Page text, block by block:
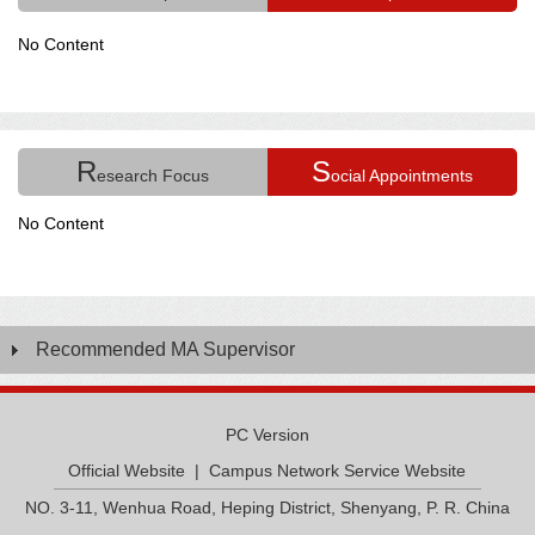
No Content
Research Focus Social Appointments
No Content
Recommended MA Supervisor
PC Version
Official Website |Campus Network Service Website
NO. 3-11, Wenhua Road, Heping District, Shenyang, P. R. China